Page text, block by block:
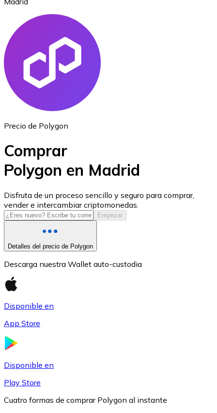
Ethereum
USD Coin
USDC
Precio de Polygon
Comprar
Polygon en Madrid
Disfruta de un proceso sencillo y seguro para comprar,
vender e intercambiar criptomonedas.
Empezar
Detalles del precio de Polygon
Descarga nuestra Wallet auto-custodia
Disponible en
App Store
Disponible en
Play Store
Cuatro formas de comprar Polygon al instante